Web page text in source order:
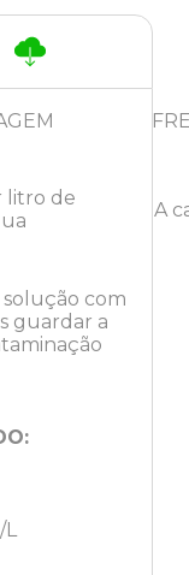
litro de
A
com
guardar a
L